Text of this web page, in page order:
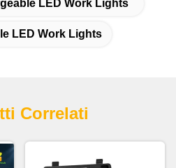
LED Work Lights
LED Work Lights
Correlati